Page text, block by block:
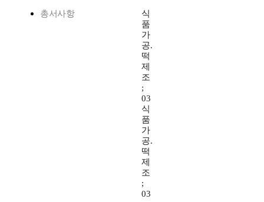
총서사항
식
품
가
공.
떡
제
조
;
03
식
품
가
공.
떡
제
조
;
03